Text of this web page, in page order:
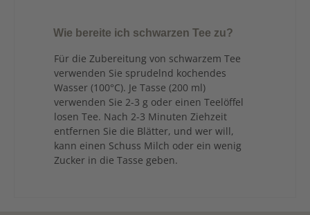
Wie bereite ich schwarzen Tee zu?
Für die Zubereitung von schwarzem Tee
verwenden Sie sprudelnd kochendes
Wasser (100°C). Je Tasse (200 ml)
verwenden Sie 2-3 g oder einen Teelöffel
losen Tee. Nach 2-3 Minuten Ziehzeit
entfernen Sie die Blätter, und wer will,
kann einen Schuss Milch oder ein wenig
Zucker in die Tasse geben.